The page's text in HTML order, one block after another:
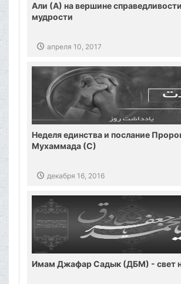
Али (А) на вершине
мудрости
апреля 10, 2017
Неделя единства и послание
Мухаммада (С)
декабря 16, 2016
Имам Джафар Садык (ДБМ) - свет